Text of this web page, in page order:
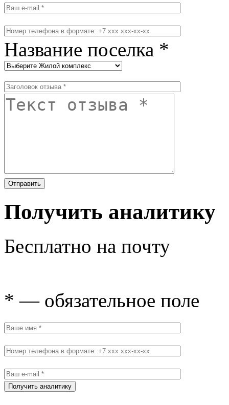
Название поселка *
Получить аналитику
Бесплатно на почту
* — обязательное поле